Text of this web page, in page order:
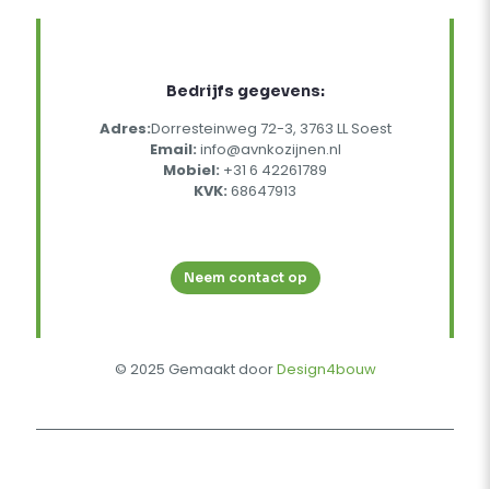
Bedrijfs gegevens:
Adres:Dorresteinweg 72-3, 3763 LL Soest
Email: info@avnkozijnen.nl
Mobiel: +31 6 42261789
KVK: 68647913
Neem contact op
© 2025 Gemaakt doorDesign4bouw